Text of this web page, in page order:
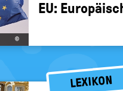
©
EU:
LEXIKON